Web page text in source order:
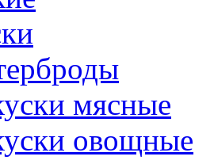
мясные
овощные